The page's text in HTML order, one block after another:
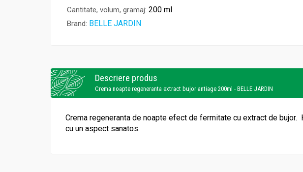
Cantitate, volum, gramaj: 200 ml
Brand: BELLE JARDIN
Descriere produs
Crema noapte regeneranta extract bujor antiage 200ml - BELLE JARDIN
Crema regeneranta de noapte efect de fermitate cu extract de
cu un aspect sanatos.